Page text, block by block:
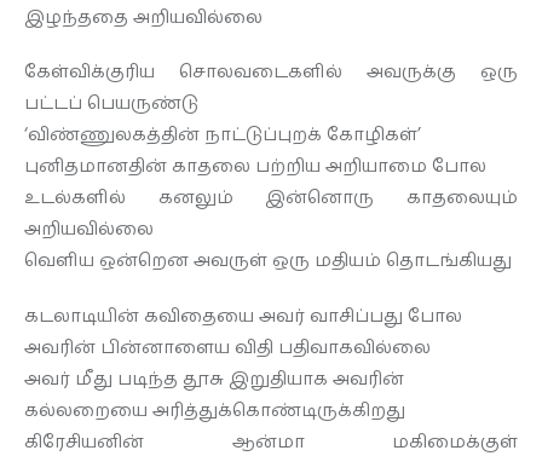
இழந்ததை அறியவில்லை
கேள்விக்குரிய சொலவடைகளில் அவருக்கு ஒரு
பட்டப் பெயருண்டு
‘விண்ணுலகத்தின் நாட்டுப்புறக் கோழிகள்’
புனிதமானதின் காதலை பற்றிய அறியாமை போல
உடல்களில் கனலும் இன்னொரு காதலையும்
அறியவில்லை
வெளிய ஒன்றென அவருள் ஒரு மதியம் தொடங்கியது
கடலாடியின் கவிதையை அவர் வாசிப்பது போல
அவரின் பின்னாளைய விதி பதிவாகவில்லை
அவர் மீது படிந்த தூசு இறுதியாக அவரின்
கல்லறையை அரித்துக்கொண்டிருக்கிறது
கிரேசியனின் ஆன்மா மகிமைக்குள்